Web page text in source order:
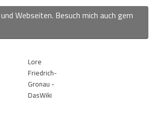
Webseiten. Besuch mich auch gern
Lore
Friedrich-
Gronau -
DasWiki